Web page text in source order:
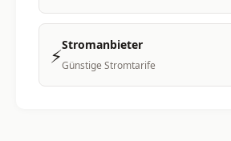
⚡Stromanbieter
Günstige Stromtarife